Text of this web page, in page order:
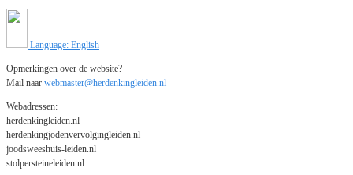
Language: English
Opmerkingen over de website?
Mail naar webmaster@herdenkingleiden.nl
Webadressen:
herdenkingleiden.nl
herdenkingjodenvervolgingleiden.nl
joodsweeshuis-leiden.nl
stolpersteineleiden.nl